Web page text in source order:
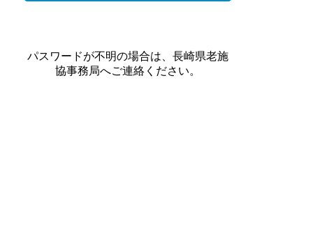
パスワードが不明の場合は、長崎県老施
協事務局へご連絡ください。